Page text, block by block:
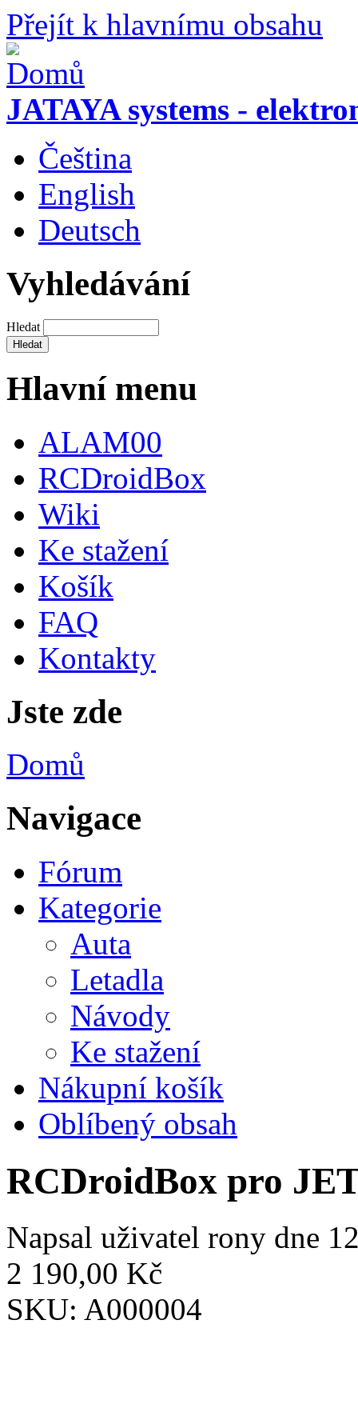
Přejít k hlavnímu obsahu
JATAYA systems -
Čeština
English
Deutsch
Vyhledávání
Hledat
Hlavní menu
ALAM00
RCDroidBox
Wiki
Ke stažení
Košík
FAQ
Kontakty
Jste zde
Domů
Navigace
Fórum
Kategorie
Auta
Letadla
Návody
Ke stažení
Nákupní košík
Oblíbený obsah
RCDroidBox pro
Napsal uživatel rony dne
2 190,00 Kč
SKU: A000004